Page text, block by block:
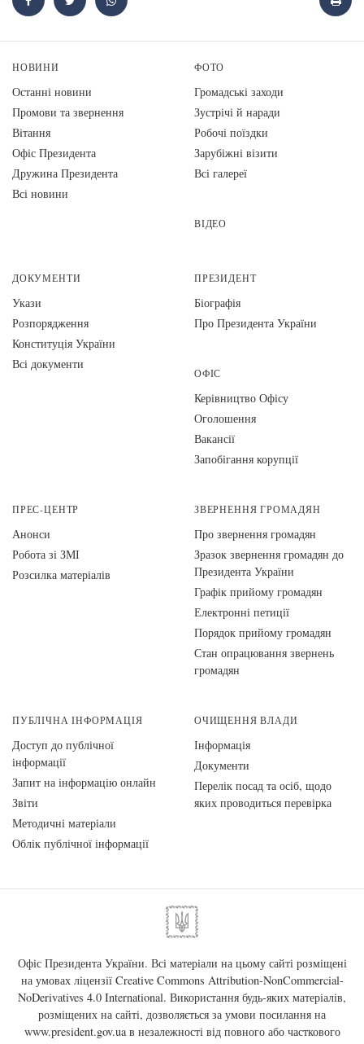
НОВИНИ
Останні новини
Промови та звернення
Вiтання
Офіс Президента
Дружина Президента
Всі новини
ФОТО
Громадські заходи
Зустрічі й наради
Робочі поїздки
Зарубіжні візити
Всі галереї
ВІДЕО
ДОКУМЕНТИ
Укази
Розпорядження
Конституція України
Всі документи
ПРЕЗИДЕНТ
Біографія
Про Президента України
ОФІС
Керівництво Офісу
Оголошення
Вакансії
Запобігання корупції
ПРЕС-ЦЕНТР
Анонси
Робота зі ЗМІ
Розсилка матеріалів
ЗВЕРНЕННЯ ГРОМАДЯН
Про звернення громадян
Зразок звернення громадян до
Президента України
Графік прийому громадян
Електронні петиції
Порядок прийому громадян
Стан опрацювання звернень
громадян
ПУБЛІЧНА ІНФОРМАЦІЯ
Доступ до публічної
інформації
Запит на інформацію онлайн
Звіти
Методичні матеріали
Облік публічної інформації
ОЧИЩЕННЯ ВЛАДИ
Інформація
Документи
Перелік посад та осіб, щодо
яких проводиться перевірка
Офіс Президента України. Всі матеріали на цьому сайті розміщені
на умовах ліцензії Creative Commons Attribution-NonCommercial-
NoDerivatives 4.0 International. Використання будь-яких матеріалів,
розміщених на сайті, дозволяється за умови посилання на
www.president.gov.uaв незалежності від повного або часткового